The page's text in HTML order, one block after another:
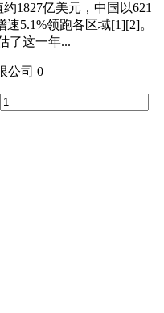
1827亿美元，中国以621
5.1%领跑各区域[1][2]。
了这一年...
公司 0